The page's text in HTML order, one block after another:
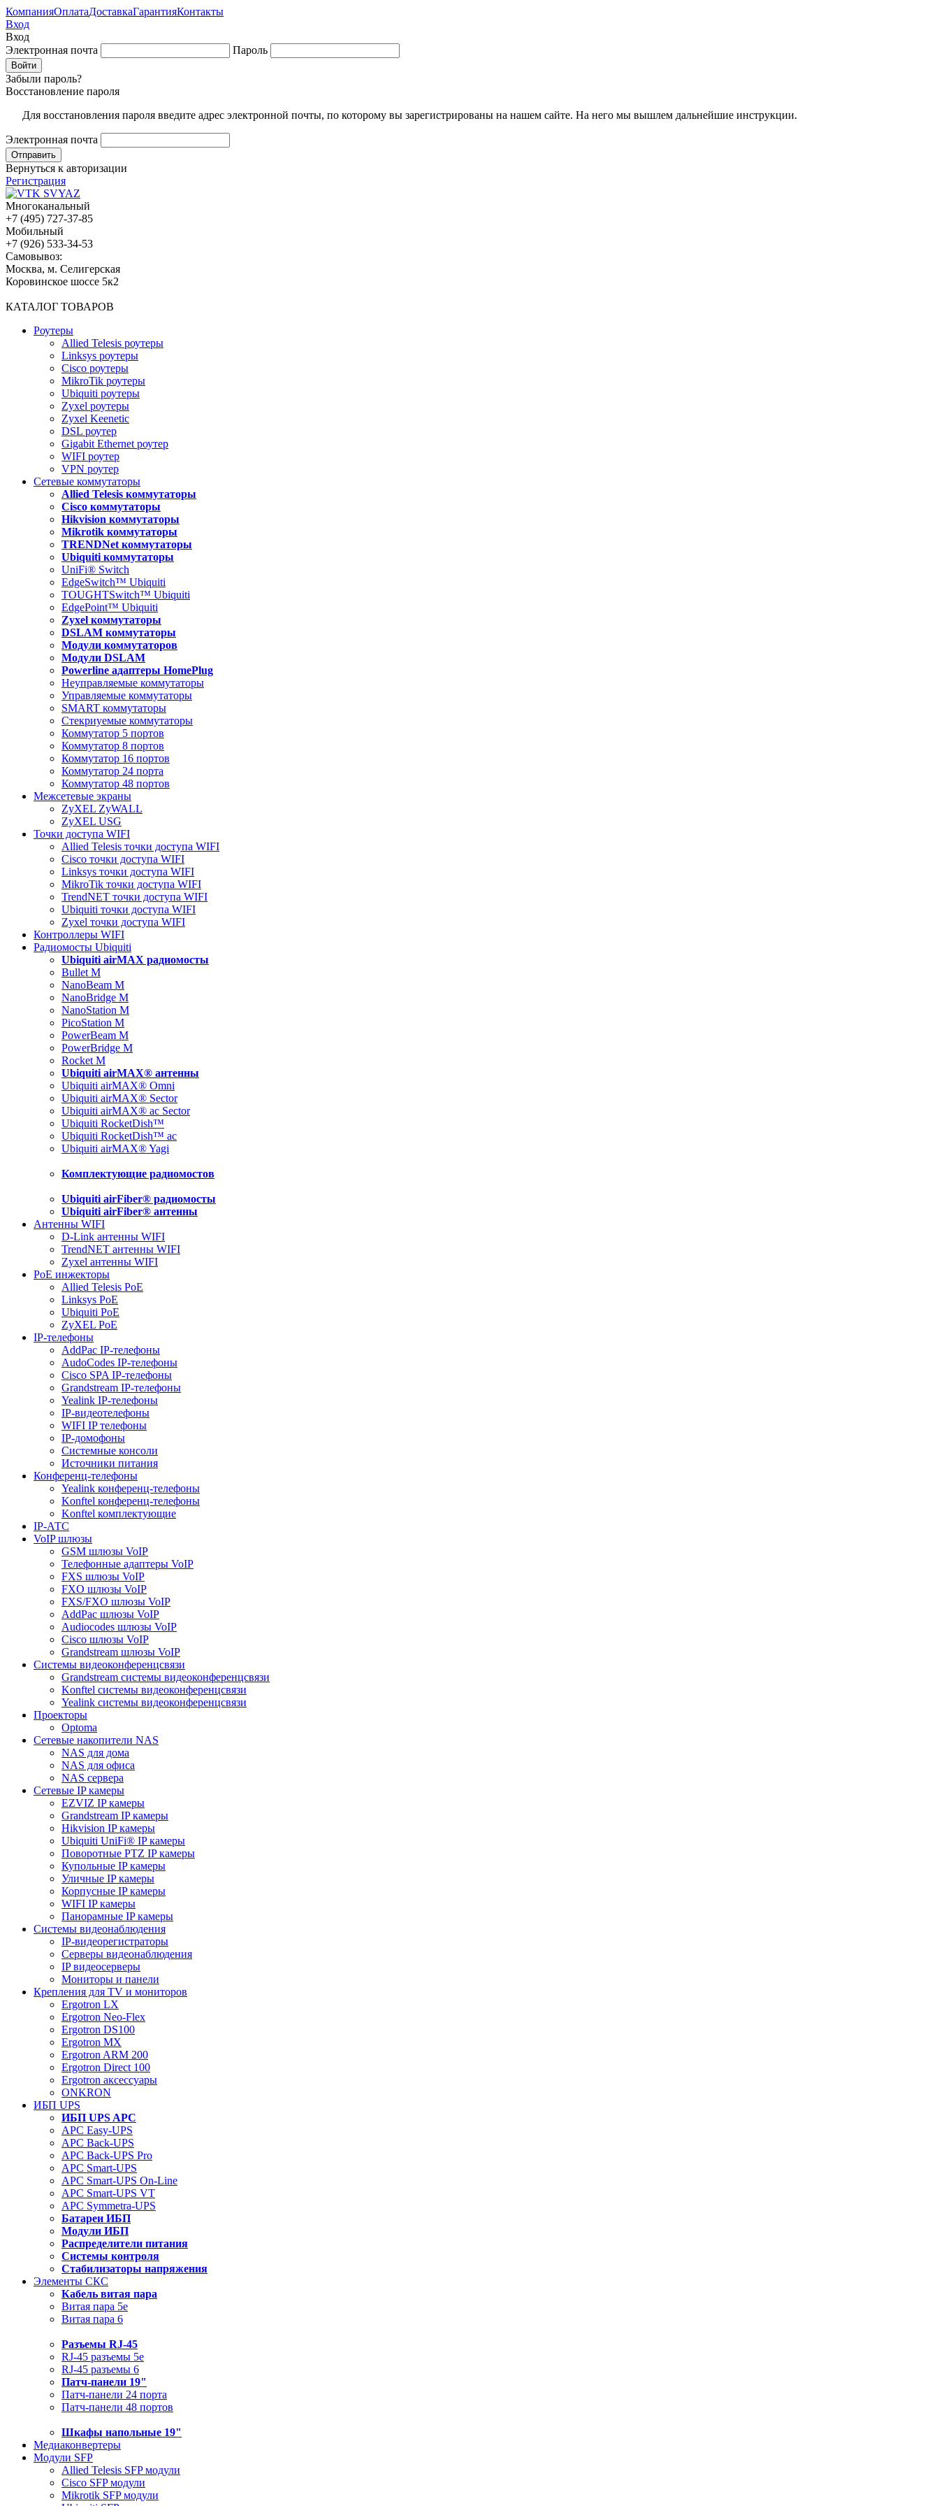
КомпанияОплатаДоставкаГарантияКонтакты
Вход
Вход
Электронная почта
Пароль
Забыли пароль?
Восстановление пароля
Для восстановления пароля введите адрес электронной почты, по которому вы зарегистрированы на нашем сайте. На него мы вышлем дальнейшие инструкции.
Электронная почта
Вернуться к авторизации
Регистрация
Многоканальный
+7 (495) 727-37-85
Мобильный
+7 (926) 533-34-53
Cамовывоз:
Москва, м. Селигерская
Коровинское шоссе 5к2
КАТАЛОГ ТОВАРОВ
Роутеры
Allied Telesis роутеры
Linksys роутеры
Cisco роутеры
MikroTik роутеры
Ubiquiti роутеры
Zyxel роутеры
Zyxel Keenetic
DSL роутер
Gigabit Ethernet роутер
WIFI роутер
VPN роутер
Сетевые коммутаторы
Allied Telesis коммутаторы
Cisco коммутаторы
Hikvision коммутаторы
Mikrotik коммутаторы
TRENDNet коммутаторы
Ubiquiti коммутаторы
UniFi® Switch
EdgeSwitch™ Ubiquiti
TOUGHTSwitch™ Ubiquiti
EdgePoint™ Ubiquiti
Zyxel коммутаторы
DSLAM коммутаторы
Модули коммутаторов
Модули DSLAM
Powerline адаптеры HomePlug
Неуправляемые коммутаторы
Управляемые коммутаторы
SMART коммутаторы
Стекриуемые коммутаторы
Коммутатор 5 портов
Коммутатор 8 портов
Коммутатор 16 портов
Коммутатор 24 порта
Коммутатор 48 портов
Межсетевые экраны
ZyXEL ZyWALL
ZyXEL USG
Точки доступа WIFI
Allied Telesis точки доступа WIFI
Cisco точки доступа WIFI
Linksys точки доступа WIFI
MikroTik точки доступа WIFI
TrendNET точки доступа WIFI
Ubiquiti точки доступа WIFI
Zyxel точки доступа WIFI
Контроллеры WIFI
Радиомосты Ubiquiti
Ubiquiti airMAX радиомосты
Bullet M
NanoBeam M
NanoBridge M
NanoStation M
PicoStation M
PowerBeam M
PowerBridge M
Rocket M
Ubiquiti airMAX® антенны
Ubiquiti airMAX® Omni
Ubiquiti airMAX® Sector
Ubiquiti airMAX® ac Sector
Ubiquiti RocketDish™
Ubiquiti RocketDish™ ac
Ubiquiti airMAX® Yagi
Комплектующие радиомостов
Ubiquiti airFiber® радиомосты
Ubiquiti airFiber® антенны
Антенны WIFI
D-Link антенны WIFI
TrendNET антенны WIFI
Zyxel антенны WIFI
PoE инжекторы
Allied Telesis PoE
Linksys PoE
Ubiquiti PoE
ZyXEL PoE
IP-телефоны
AddPac IP-телефоны
AudoCodes IP-телефоны
Cisco SPA IP-телефоны
Grandstream IP-телефоны
Yealink IP-телефоны
IP-видеотелефоны
WIFI IP телефоны
IP-домофоны
Системные консоли
Источники питания
Конференц-телефоны
Yealink конференц-телефоны
Konftel конференц-телефоны
Konftel комплектующие
IP-АТС
VoIP шлюзы
GSM шлюзы VoIP
Телефонные адаптеры VoIP
FXS шлюзы VoIP
FXO шлюзы VoIP
FXS/FXO шлюзы VoIP
AddPac шлюзы VoIP
Audiocodes шлюзы VoIP
Cisco шлюзы VoIP
Grandstream шлюзы VoIP
Системы видеоконференцсвязи
Grandstream системы видеоконференцсвязи
Konftel системы видеоконференцсвязи
Yealink системы видеоконференцсвязи
Проекторы
Optoma
Сетевые накопители NAS
NAS для дома
NAS для офиса
NAS сервера
Сетевые IP камеры
EZVIZ IP камеры
Grandstream IP камеры
Hikvision IP камеры
Ubiquiti UniFi® IP камеры
Поворотные PTZ IP камеры
Купольные IP камеры
Уличные IP камеры
Корпусные IP камеры
WIFI IP камеры
Панорамные IP камеры
Системы видеонаблюдения
IP-видеорегистраторы
Серверы видеонаблюдения
IP видеосерверы
Мониторы и панели
Крепления для TV и мониторов
Ergotron LX
Ergotron Neo-Flex
Ergotron DS100
Ergotron MX
Ergotron ARM 200
Ergotron Direct 100
Ergotron аксессуары
ONKRON
ИБП UPS
ИБП UPS APC
APC Easy-UPS
APC Back-UPS
APC Back-UPS Pro
APC Smart-UPS
APC Smart-UPS On-Line
APC Smart-UPS VT
APC Symmetra-UPS
Батареи ИБП
Модули ИБП
Распределители питания
Системы контроля
Стабилизаторы напряжения
Элементы СКС
Кабель витая пара
Витая пара 5e
Витая пара 6
Разъемы RJ-45
RJ-45 разъемы 5e
RJ-45 разъемы 6
Патч-панели 19"
Патч-панели 24 порта
Патч-панели 48 портов
Шкафы напольные 19"
Медиаконвертеры
Модули SFP
Allied Telesis SFP модули
Cisco SFP модули
Mikrotik SFP модули